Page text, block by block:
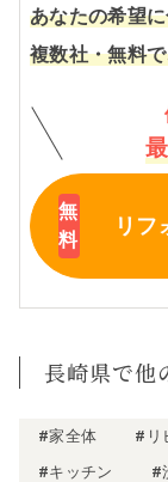
あなたの希望
複数社・無料
リフ
長崎県で他
#家全体 #リ
#キッチン
#